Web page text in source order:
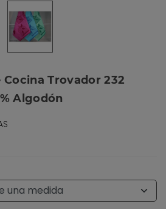
Cocina Trovador 232
Algodón